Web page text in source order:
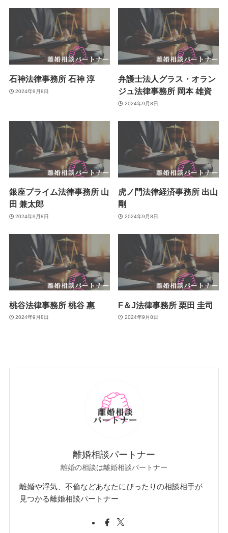
石神法律事務所 石神 淳
2024年9月8日
弁護士法人グラス・オラン
ジュ法律事務所 岡本 雄資
2024年9月8日
銀座プライム法律事務所 山
田 兼太郎
2024年9月8日
虎ノ門法律経済事務所 出山
剛
2024年9月8日
桃谷法律事務所 桃谷 惠
2024年9月8日
F＆J法律事務所 栗田 圭司
2024年9月8日
離婚相談パートナー
離婚の相談は離婚相談パートナー
離婚や浮気、不倫などあなたにぴったりの相談相手が
見つかる離婚相談パートナー